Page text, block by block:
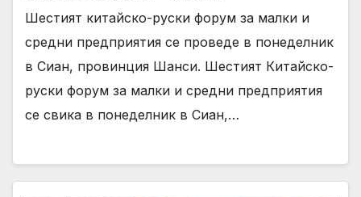
Шестият китайско-руски форум за малки и
средни предприятия се проведе в понеделник
в Сиан, провинция Шанси. Шестият Китайско-
руски форум за малки и средни предприятия
се свика в понеделник в Сиан,…